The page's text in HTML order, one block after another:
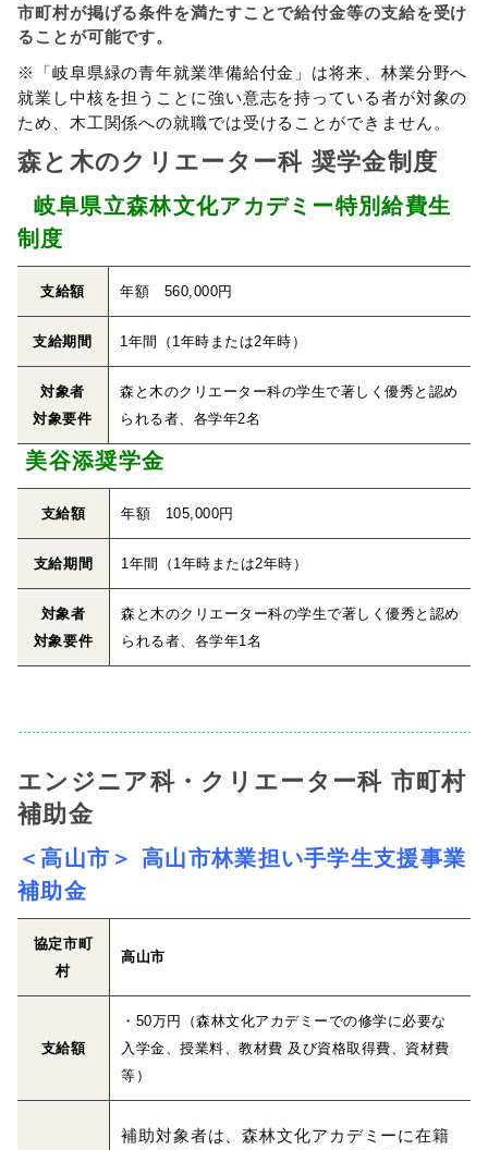
市町村が掲げる条件を満たすことで給付金等の支給を受け
ることが可能です。
※「岐阜県緑の青年就業準備給付金」は将来、林業分野へ
就業し中核を担うことに強い意志を持っている者が対象の
ため、木工関係への就職では受けることができません。
森と木のクリエーター科 奨学金制度
岐阜県立森林文化アカデミー特別給費生
制度
支給額 年額 560,000円
支給期間 1年間（1年時または2年時）
対象者
対象要件
森と木のクリエーター科の学生で著しく優秀と認め
られる者、各学年2名
美谷添奨学金
支給額 年額 105,000円
支給期間 1年間（1年時または2年時）
対象者
対象要件
森と木のクリエーター科の学生で著しく優秀と認め
られる者、各学年1名
エンジニア科・クリエーター科 市町村
補助金
＜高山市＞ 高山市林業担い手学生支援事業
補助金
協定市町
村
高山市
支給額
・50万円（森林文化アカデミーでの修学に必要な
入学金、授業料、教材費 及び資格取得費、資材費
等）
補助対象者は、森林文化アカデミーに在籍